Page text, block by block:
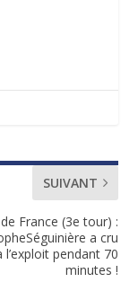
SUIVANT
France (3e tour) :
a cru
l’exploit pendant 70
minutes !